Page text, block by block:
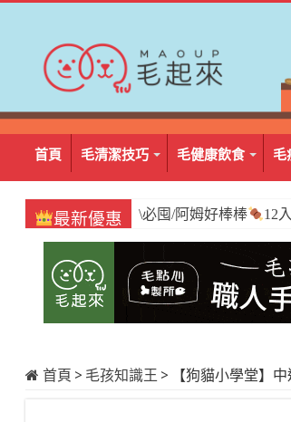
首頁 毛清潔技巧 毛健康飲食 毛
最新優惠 \必囤/阿姆好棒棒 12
首頁 > 毛孩知識王 > 【狗貓小學堂】